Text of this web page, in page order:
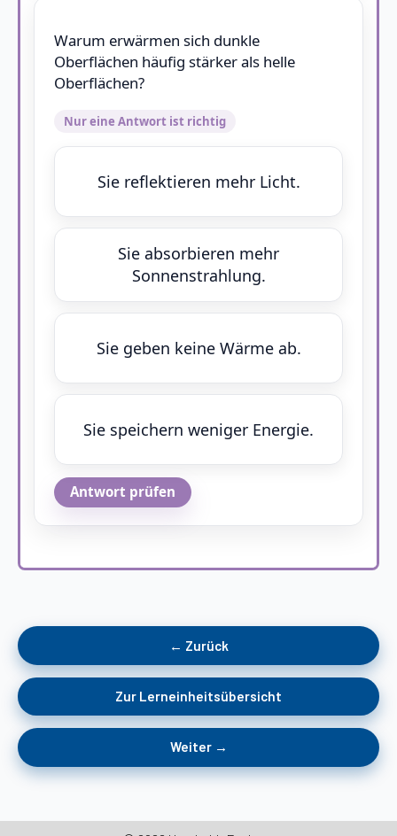
Warum erwärmen sich dunkle
Oberflächen häufig stärker als helle
Oberflächen?
Nur eine Antwort ist richtig
Sie reflektieren mehr Licht.
Sie absorbieren mehr
Sonnenstrahlung.
Sie geben keine Wärme ab.
Sie speichern weniger Energie.
Antwort prüfen
← Zurück
Zur Lerneinheitsübersicht
Weiter →